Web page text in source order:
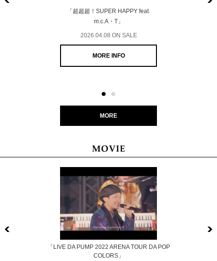
「超超超！SUPER HAPPY feat.
m.c.A・T」
2026.04.08 ON SALE
MORE INFO
MORE
「LIVE DA PUMP 2022 ARENA TOUR DA POP
COLORS」